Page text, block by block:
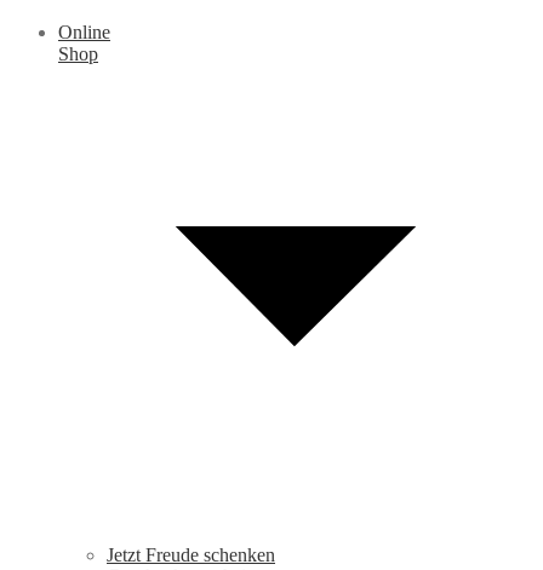
Online
Shop
Jetzt Freude schenken